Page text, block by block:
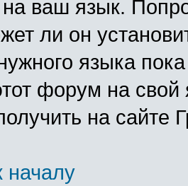
ваш язык.
ли он
языка
форум на
на сайте
началу